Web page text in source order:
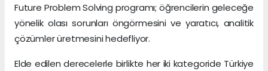
Future Problem Solving programı; öğrencilerin geleceğe
yönelik olası sorunları öngörmesini ve yaratıcı, analitik
çözümler üretmesini hedefliyor.
Elde edilen derecelerle birlikte her iki kategoride Türkiye